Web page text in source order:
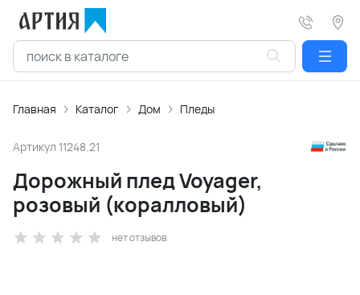
Главная Каталог Дом Пледы
Артикул 11248.21
Дорожный плед Voyager,
розовый (коралловый)
нет отзывов